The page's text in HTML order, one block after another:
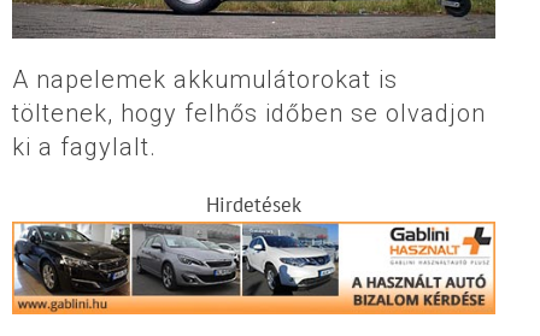
A napelemek akkumulátorokat is
töltenek, hogy felhős időben se olvadjon
ki a fagylalt.
Hirdetések